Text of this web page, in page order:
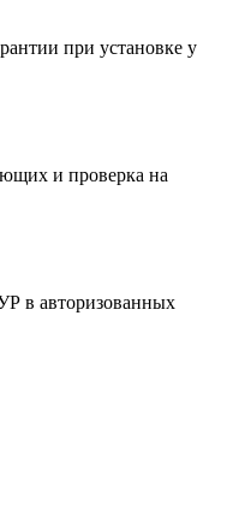
при установке у
и проверка на
в авторизованных